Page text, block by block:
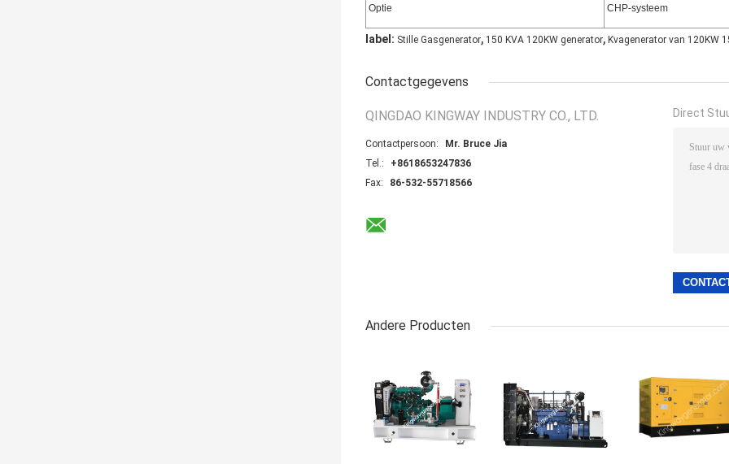
Optie CHP-systeem
label: Stille Gasgenerator, 150 KVA 120KW generator, Kvagenerator van 120KW
Contactgegevens
QINGDAO KINGWAY INDUSTRY CO., LTD.
Contactpersoon:
Mr. Bruce Jia
Tel.:
+8618653247836
Fax:
86-532-55718566
Direct
Andere Producten